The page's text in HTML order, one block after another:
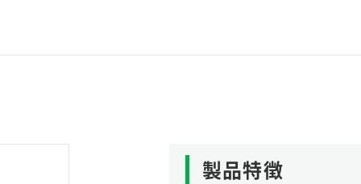
製品特徴